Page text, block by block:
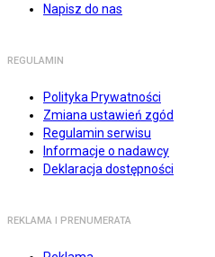
Napisz do nas
REGULAMIN
Polityka Prywatności
Zmiana ustawień zgód
Regulamin serwisu
Informacje o nadawcy
Deklaracja dostępności
REKLAMA I PRENUMERATA